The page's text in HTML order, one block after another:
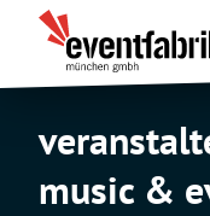
Inhalt
springen
Eventfabrik
München
music &